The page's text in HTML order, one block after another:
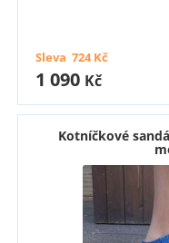
1 090 Kč
Sleva 724Kč
Kotníčkové